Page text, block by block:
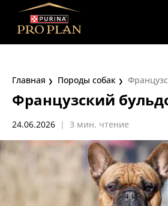
Главная Породы собак
Французский
24.06.2026 | 3 мин. чтение